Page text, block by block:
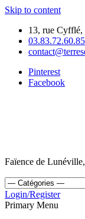
Skip to content
13, rue Cyfflé,
03.83.72.60.85
Pinterest
Facebook
Faïence de
Login/Register
Primary Menu